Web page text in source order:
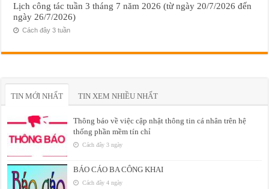
Lịch công tác tuần 3 tháng 7 năm 2026 (từ ngày 20/7/2026 đến
ngày 26/7/2026)
Cách đây 3 tuần
TIN MỚI NHẤT TIN XEM NHIỀU NHẤT
Thông báo về việc cập nhật thông tin cá nhân trên hệ
thống phần mềm tín chỉ
Cách đây 3 ngày
BÁO CÁO BA CÔNG KHAI
Cách đây 4 ngày